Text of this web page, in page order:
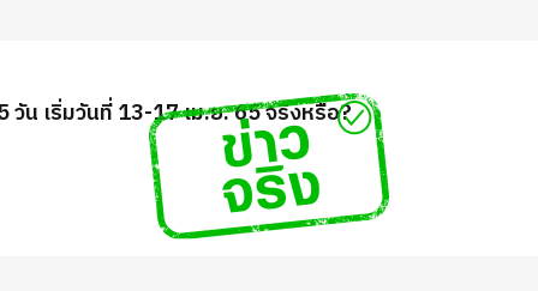
น เริ่มวันที่ 13-17 เม.ย. 65 จริงหรือ?